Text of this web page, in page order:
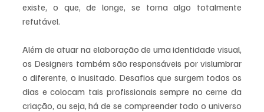
existe, o que, de longe, se torna algo totalmente
refutável.
Além de atuar na elaboração de uma identidade visual,
os Designers também são responsáveis por vislumbrar
o diferente, o inusitado. Desafios que surgem todos os
dias e colocam tais profissionais sempre no cerne da
criação, ou seja, há de se compreender todo o universo